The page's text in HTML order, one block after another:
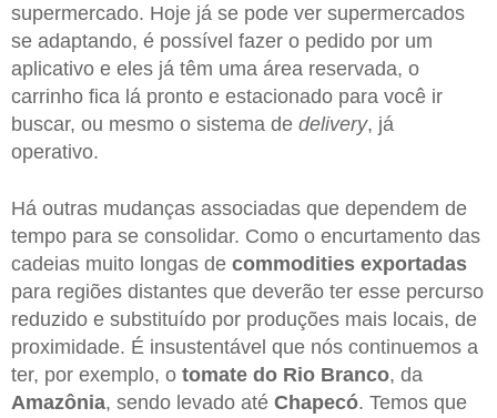
supermercado. Hoje já se pode ver supermercados
se adaptando, é possível fazer o pedido por um
aplicativo e eles já têm uma área reservada, o
carrinho fica lá pronto e estacionado para você ir
buscar, ou mesmo o sistema de delivery, já
operativo.
Há outras mudanças associadas que dependem de
tempo para se consolidar. Como o encurtamento das
cadeias muito longas de commodities exportadas
para regiões distantes que deverão ter esse percurso
reduzido e substituído por produções mais locais, de
proximidade. É insustentável que nós continuemos a
ter, por exemplo, o tomate do Rio Branco, da
Amazônia, sendo levado até Chapecó. Temos que